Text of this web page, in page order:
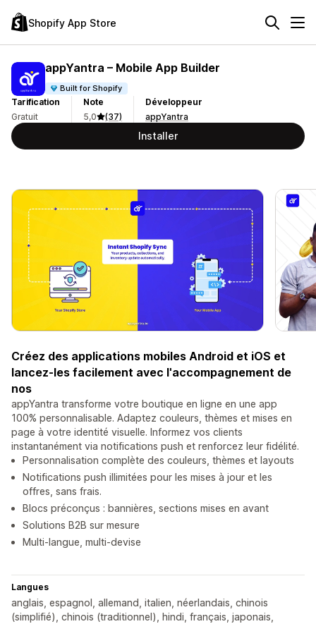
Shopify App Store
appYantra – Mobile App Builder
Built for Shopify
Tarification
Gratuit
Note
5,0
(37)
Développeur
appYantra
Installer
Créez des applications mobiles Android et iOS et
lancez-les facilement avec l'accompagnement de
nos
appYantra transforme votre boutique en ligne en une app
100% personnalisable. Adaptez couleurs, thèmes et mises en
page à votre identité visuelle. Informez vos clients
instantanément via notifications push et renforcez leur fidélité.
Personnalisation complète des couleurs, thèmes et layouts
Notifications push illimitées pour les mises à jour et les
offres, sans frais.
Blocs préconçus : bannières, sections mises en avant
Solutions B2B sur mesure
Multi-langue, multi-devise
Langues
anglais, espagnol, allemand, italien, néerlandais, chinois
(simplifié), chinois (traditionnel), hindi, français, japonais,